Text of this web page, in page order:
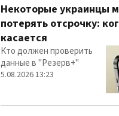
Некоторые украинцы
потерять отсрочку:
касается
Кто должен проверить
данные в "Резерв+"
5.08.2026 13:23